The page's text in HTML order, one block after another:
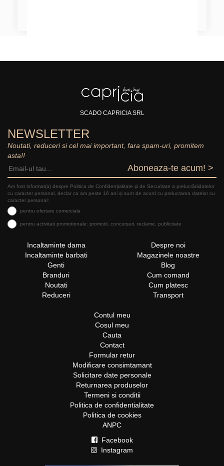
SCADO CAPRICIA SRL
NEWSLETTER
Noutati, reduceri si cel mai important, fara spam-uri, promitem
asta!!
Aboneaza-te acum! >
Am fost informat(a) despre Politica de Confidențialitate şi de Securitate a prelucrăriidatelor
cu caracter personal, declar ca am peste 16 ani și sunt de acord cu prelucrarea datelor cu
caracter personal:
pentru ofertare comerciala
pentru activitati promotionale: promotii, concursuri, reclame, publicitate
Incaltaminte dama
Incaltaminte barbati
Genti
Branduri
Noutati
Reduceri
Despre noi
Magazinele noastre
Blog
Cum comand
Cum platesc
Transport
Contul meu
Cosul meu
Cauta
Contact
Formular retur
Modificare consimtamant
Solicitare date personale
Returnarea produselor
Termeni si conditii
Politica de confidentialitate
Politica de cookies
ANPC
Facebook
Instagram